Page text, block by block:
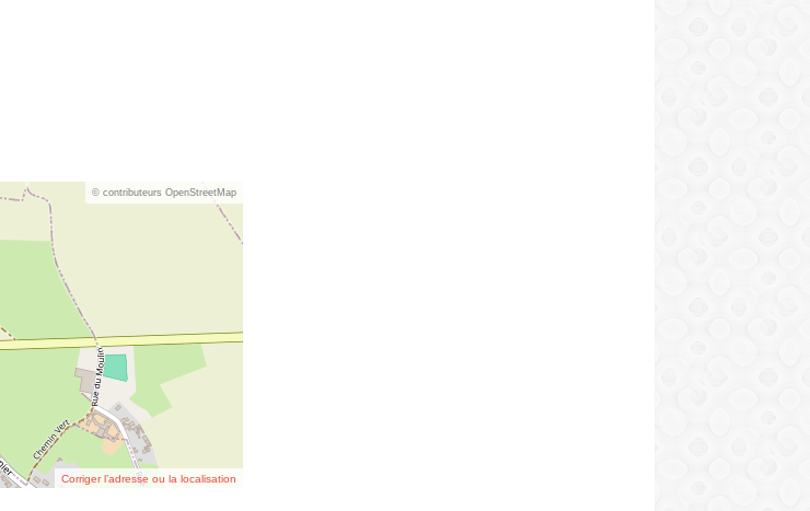
© contributeurs OpenStreetMap
Corriger l’adresse ou la localisation